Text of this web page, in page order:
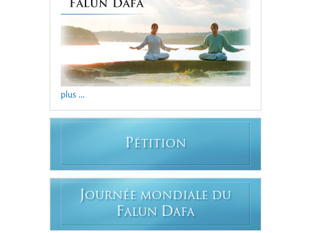
plus ...
PÉTITION
JOURNÉE MONDIALE DU
FALUN DAFA